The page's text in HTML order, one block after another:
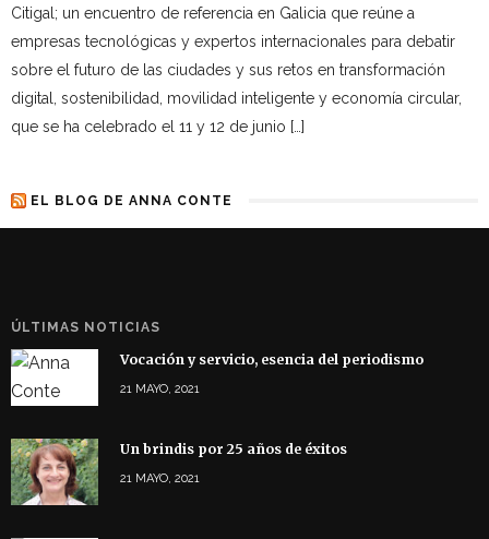
Citigal; un encuentro de referencia en Galicia que reúne a
empresas tecnológicas y expertos internacionales para debatir
sobre el futuro de las ciudades y sus retos en transformación
digital, sostenibilidad, movilidad inteligente y economía circular,
que se ha celebrado el 11 y 12 de junio […]
EL BLOG DE ANNA CONTE
ÚLTIMAS NOTICIAS
Vocación y servicio, esencia del periodismo
21 MAYO, 2021
Un brindis por 25 años de éxitos
21 MAYO, 2021